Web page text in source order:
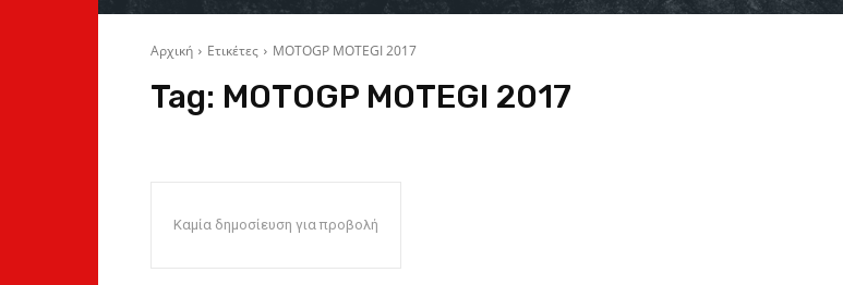
Αρχική Ετικέτες MOTOGP MOTEGI 2017
Tag: MOTOGP MOTEGI 2017
Καμία δημοσίευση για προβολή